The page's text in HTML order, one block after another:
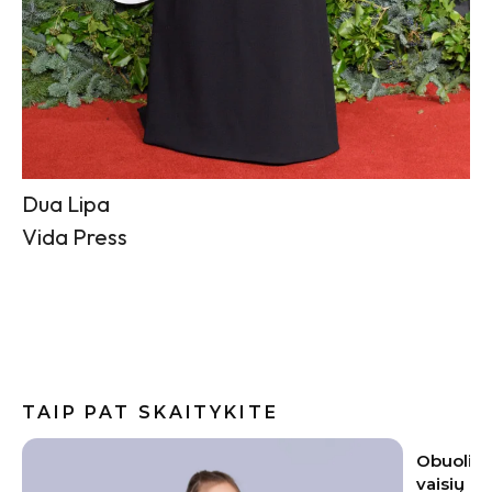
Dua Lipa
Vida Press
TAIP PAT SKAITYKITE
vaisių negalima palikti sode